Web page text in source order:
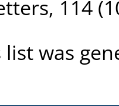
114
list was